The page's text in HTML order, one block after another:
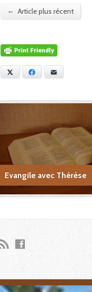
← Article plus récent
Facebook
Evangile avec Thérèse